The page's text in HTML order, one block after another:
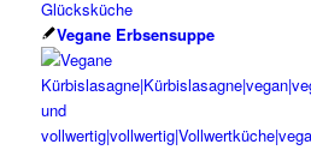
Vegane Erbsensuppe